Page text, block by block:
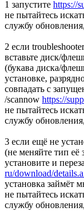
1 запустите https://
не пытайтесь
службу
2 если
вставьте диск/
(букава диска/
установке,
совпадать с
/scannow https://
не пытайтесь
службу
3 если ещё не
(не меняйте тип её
установите и
ru/download/
установка займёт
не пытайтесь
службу